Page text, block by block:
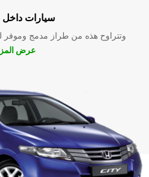
سيارات داخل
وتتراوح هذه من طراز مدمج وموفر
عرض